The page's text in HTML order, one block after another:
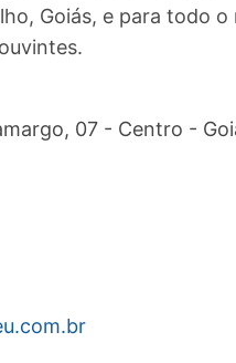
Goiás, e para todo
07 - Centro -